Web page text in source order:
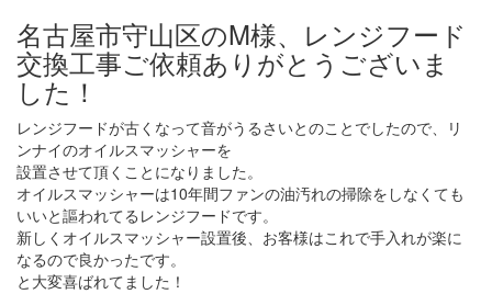
名古屋市守山区のM様、レンジフード
交換工事ご依頼ありがとうございま
した！
レンジフードが古くなって音がうるさいとのことでしたので、リ
ンナイのオイルスマッシャーを
設置させて頂くことになりました。
オイルスマッシャーは10年間ファンの油汚れの掃除をしなくても
いいと謳われてるレンジフードです。
新しくオイルスマッシャー設置後、お客様はこれで手入れが楽に
なるので良かったです。
と大変喜ばれてました！